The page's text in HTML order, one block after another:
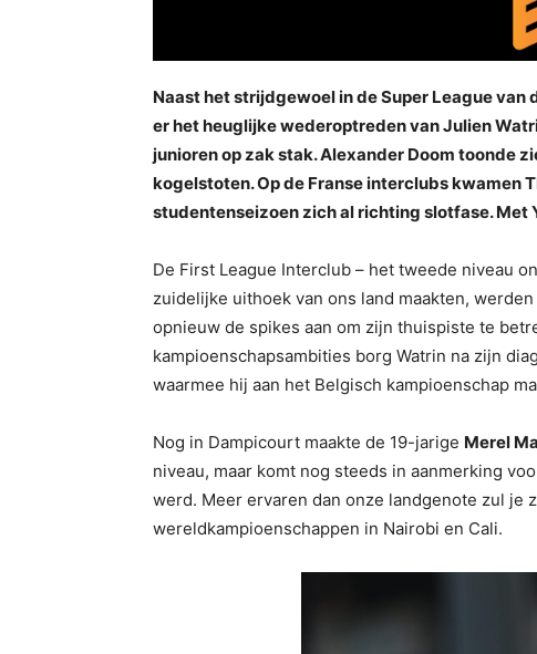
Naast het strijdgewoel in de Super League
er het heuglijke wederoptreden van Julien
junioren op zak stak. Alexander Doom toonde
kogelstoten. Op de Franse interclubs kwamen
studentenseizoen zich al richting slotfase. Met
De First League Interclub – het tweede niveau
zuidelijke uithoek van ons land maakten,
opnieuw de spikes aan om zijn thuispiste te
kampioenschapsambities borg Watrin na zijn
waarmee hij aan het Belgisch kampioenschap
Nog in Dampicourt maakte de 19-jarige Merel
niveau, maar komt nog steeds in aanmerking
werd. Meer ervaren dan onze landgenote zul je
wereldkampioenschappen in Nairobi en Cali.